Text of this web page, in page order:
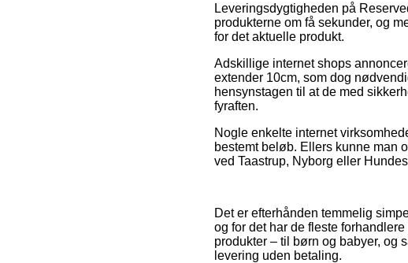
Leveringsdygtigheden på
produkterne om få sekunder, og
for det aktuelle produkt.
Adskillige internet shops
extender 10cm, som dog
hensynstagen til at de med
fyraften.
Nogle enkelte internet
bestemt beløb. Ellers kunne man
ved Taastrup, Nyborg eller
Det er efterhånden temmelig
og for det har de fleste
produkter – til børn og babyer, og
levering uden betaling.